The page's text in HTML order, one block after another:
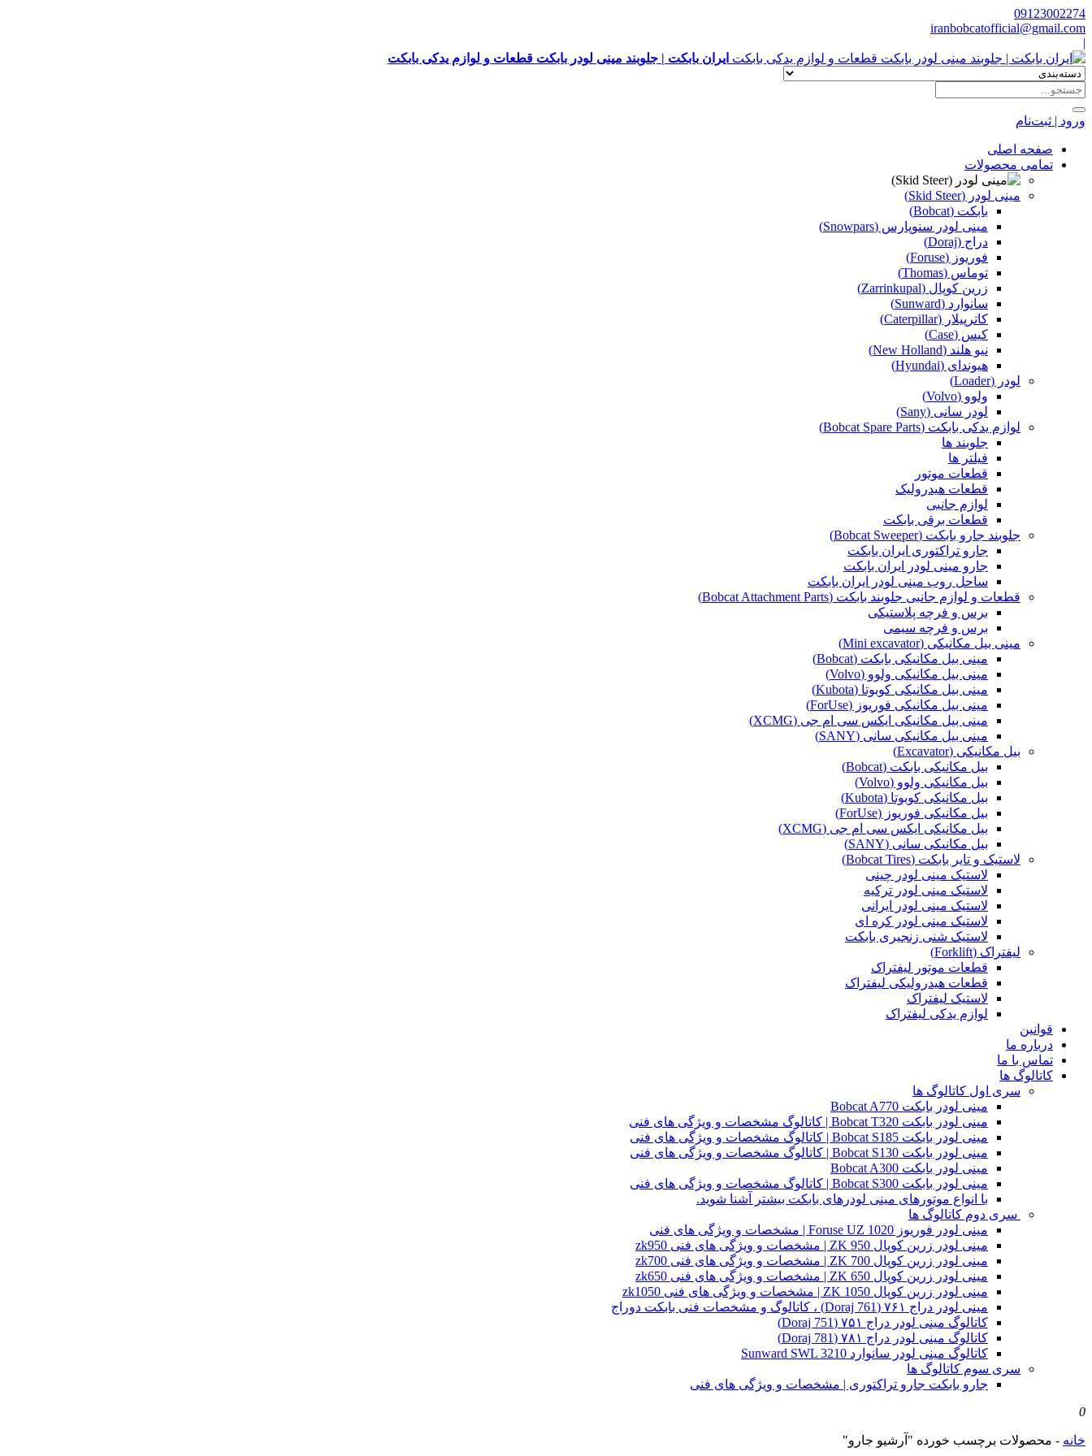
09123002274
iranbobcatofficial@gmail.com
|
ایران بابکت | جلوبند مینی لودر بابکت قطعات و لوازم یدکی بابکت
ورود | ثبت‌نام
صفحه اصلی
تمامی محصولات
مینی لودر (Skid Steer)
بابکت (Bobcat)
مینی لودر سنوپارس (Snowpars)
دراج (Doraj)
فوریوز (Foruse)
توماس (Thomas)
زرین کوپال (Zarrinkupal)
سانوارد (Sunward)
کاترپیلار (Caterpillar)
کیس (Case)
نیو هلند (New Holland)
هیوندای (Hyundai)
لودر (Loader)
ولوو (Volvo)
لودر سانی (Sany)
لوازم یدکی بابکت (Bobcat Spare Parts)
جلوبند ها
فیلتر ها
قطعات موتور
قطعات هیدرولیک
لوازم جانبی
قطعات برقی بابکت
جلوبند جارو بابکت (Bobcat Sweeper)
جارو تراکتوری ایران بابکت
جارو مینی لودر ایران بابکت
ساحل روب مینی لودر ایران بابکت
قطعات و لوازم جانبی جلوبند بابکت (Bobcat Attachment Parts)
برس و فرچه پلاستیکی
برس و فرچه سیمی
مینی بیل مکانیکی (Mini excavator)
مینی بیل مکانیکی بابکت (Bobcat)
مینی بیل مکانیکی ولوو (Volvo)
مینی بیل مکانیکی کوبوتا (Kubota)
مینی بیل مکانیکی فوریوز (ForUse)
مینی بیل مکانیکی ایکس سی ام جی (XCMG)
مینی بیل مکانیکی سانی (SANY)
بیل مکانیکی (Excavator)
بیل مکانیکی بابکت (Bobcat)
بیل مکانیکی ولوو (Volvo)
بیل مکانیکی کوبوتا (Kubota)
بیل مکانیکی فوریوز (ForUse)
بیل مکانیکی ایکس سی ام جی (XCMG)
بیل مکانیکی سانی (SANY)
لاستیک و تایر بابکت (Bobcat Tires)
لاستیک مینی لودر چینی
لاستیک مینی لودر ترکیه
لاستیک مینی لودر ایرانی
لاستیک مینی لودر کره ای
لاستیک شنی زنجیری بابکت
لیفتراک (Forklift)
قطعات موتور لیفتراک
قطعات هیدرولیکی لیفتراک
لاستیک لیفتراک
لوازم یدکی لیفتراک
قوانین
درباره ما
تماس با ما
کاتالوگ ها
سری اول کاتالوگ ها
مینی لودر بابکت Bobcat A770
مینی لودر بابکت Bobcat T320 | کاتالوگ مشخصات و ویژگی های فنی
مینی لودر بابکت Bobcat S185 | کاتالوگ مشخصات و ویژگی های فنی
مینی لودر بابکت Bobcat S130 | کاتالوگ مشخصات و ویژگی های فنی
مینی لودر بابکت Bobcat A300
مینی لودر بابکت Bobcat S300 | کاتالوگ مشخصات و ویژگی های فنی
با انواع موتورهای مینی لودرهای بابکت بیشتر آشنا شوید.
سری دوم کاتالوگ ها
مینی لودر فوریوز Foruse UZ 1020 | مشخصات و ویژگی های فنی
مینی لودر زرین کوپال ZK 950 | مشخصات و ویژگی های فنی zk950
مینی لودر زرین کوپال ZK 700 | مشخصات و ویژگی های فنی zk700
مینی لودر زرین کوپال ZK 650 | مشخصات و ویژگی های فنی zk650
مینی لودر زرین کوپال ZK 1050 | مشخصات و ویژگی های فنی zk1050
مینی لودر دراج ۷۶۱ (Doraj 761) ، کاتالوگ و مشخصات فنی بابکت دوراج
کاتالوگ مینی لودر دراج ۷۵۱ (Doraj 751)
کاتالوگ مینی لودر دراج ۷۸۱ (Doraj 781)
کاتالوگ مینی لودر سانوارد Sunward SWL 3210
سری سوم کاتالوگ ها
جارو بابکت جارو تراکتوری | مشخصات و ویژگی های فنی
0
خانه - محصولات برچسب خورده "آرشیو جارو"